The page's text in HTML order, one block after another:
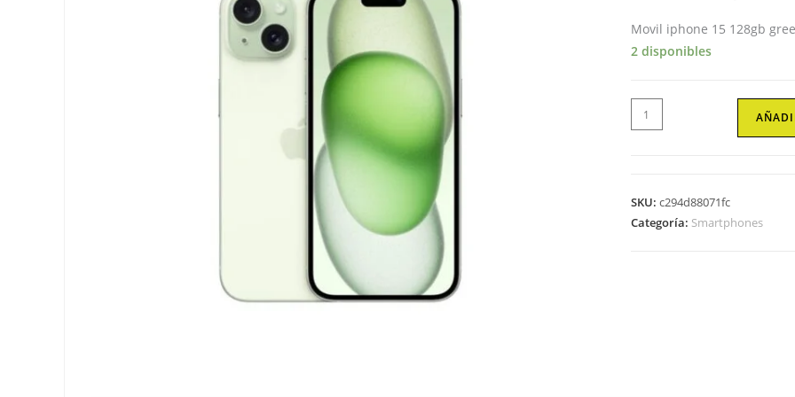
Movil iphone 15 128gb
2 disponibles
Smartphones
Movil
128gb
green
SKU: c294d88071fc
Categoría: Smartphones